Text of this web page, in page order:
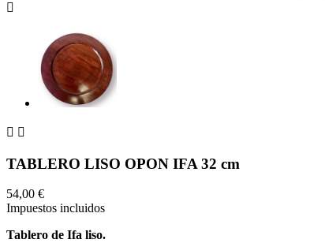

 
TABLERO LISO OPON IFA 32 cm
54,00 €
Impuestos incluidos
Tablero de Ifa liso.